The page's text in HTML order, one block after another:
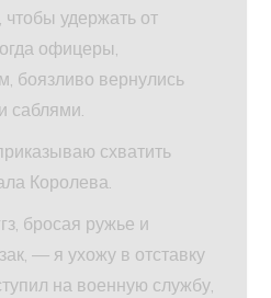
чтобы удержать от
офицеры,
боязливо вернулись
саблями.
схватить
Королева.
бросая ружье и
— я ухожу в отставку
на военную службу,